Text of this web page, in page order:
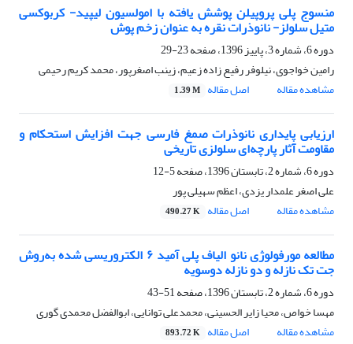
منسوج پلی پروپیلن پوشش یافته با امولسیون لیپید- کربوکسی
متیل سلولز- نانوذرات نقره به عنوان زخم پوش
دوره 6، شماره 3، پاییز 1396، صفحه
23-29
رامین خواجوی، نیلوفر رفیع زاده زعیم، زینب اصغرپور، محمد کریم رحیمی
مشاهده مقاله
اصل مقاله 1.39 M
ارزیابی پایداری نانوذرات صمغ فارسی جهت افزایش استحکام و
مقاومت آثار پارچه‌ای سلولزی تاریخی
دوره 6، شماره 2، تابستان 1396، صفحه
5-12
علی اصغر علمدار یزدی، اعظم سهیلی پور
مشاهده مقاله
اصل مقاله 490.27 K
مطالعه مورفولوژی نانو الیاف پلی آمید ۶ الکتروریسی شده به‌روش
جت تک نازله و دو نازله دوسویه
دوره 6، شماره 2، تابستان 1396، صفحه
51-43
مهسا خواص، محیا زایر الحسینی، محمدعلی توانایی، ابوالفضل محمدی گوری
مشاهده مقاله
اصل مقاله 893.72 K